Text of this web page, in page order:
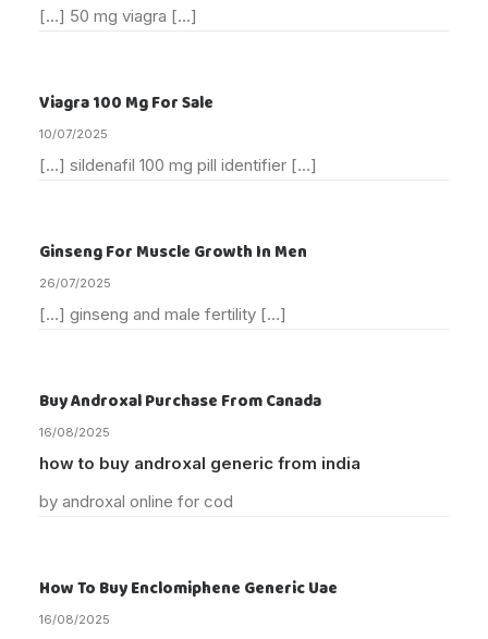
[…] 50 mg viagra […]
Viagra 100 Mg For Sale
10/07/2025
[…] sildenafil 100 mg pill identifier […]
Ginseng For Muscle Growth In Men
26/07/2025
[…] ginseng and male fertility […]
Buy Androxal Purchase From Canada
16/08/2025
how to buy androxal generic from india
by androxal online for cod
How To Buy Enclomiphene Generic Uae
16/08/2025